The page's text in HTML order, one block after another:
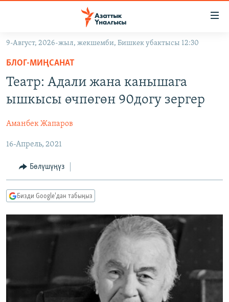
Навигацияга
өтүңүз
Издөөгө
салыңызКЫРГЫЗСТАН
ЭКОНОМИКА
МАДАНИЯТ
ДҮЙНӨ
БОРБОР АЗИЯ
АТАЙЫН ИЛИКТӨӨ
ТВ ПРОГРАММАЛАР
БҮГҮН АЗАТТЫКТА
БИЗ ЖАНА ДҮЙНӨ
ЫҢГАЙСЫЗ СУРООЛОР
ПОДКАСТ
ӨЗГӨЧӨ ПИКИР
ОНЛАЙН ШЕРИНЕ
9-Август, 2026-жыл, жекшемби, Бишкек убактысы 12:30
БЛОГ-МИҢСАНАТ
Театр: Адали жана канышага
ышкысы өчпөгөн 90догу зергер
Аманбек Жапаров
16-Апрель, 2021
Бөлүшүңүз
Бизди Google'дан табыңыз